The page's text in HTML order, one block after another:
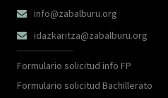
 info@zabalburu.org
 idazkaritza@zabalburu.org
Formulario solicitud info FP
Formulario solicitud Bachillerato